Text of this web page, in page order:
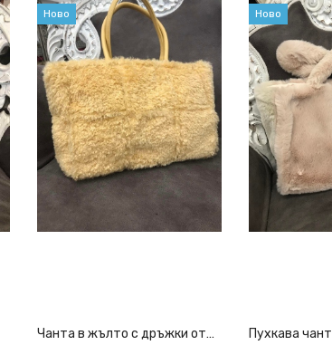
Ново
Чанта в жълто с дръжки от
Ново
Пухкава